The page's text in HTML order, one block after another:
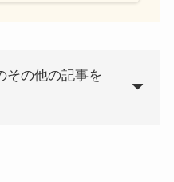
その他の記事を